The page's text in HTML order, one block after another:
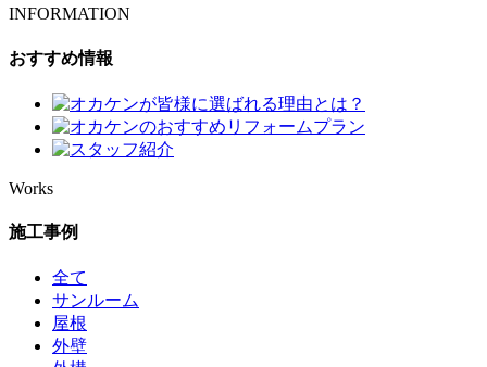
INFORMATION
おすすめ情報
Works
施工事例
全て
サンルーム
屋根
外壁